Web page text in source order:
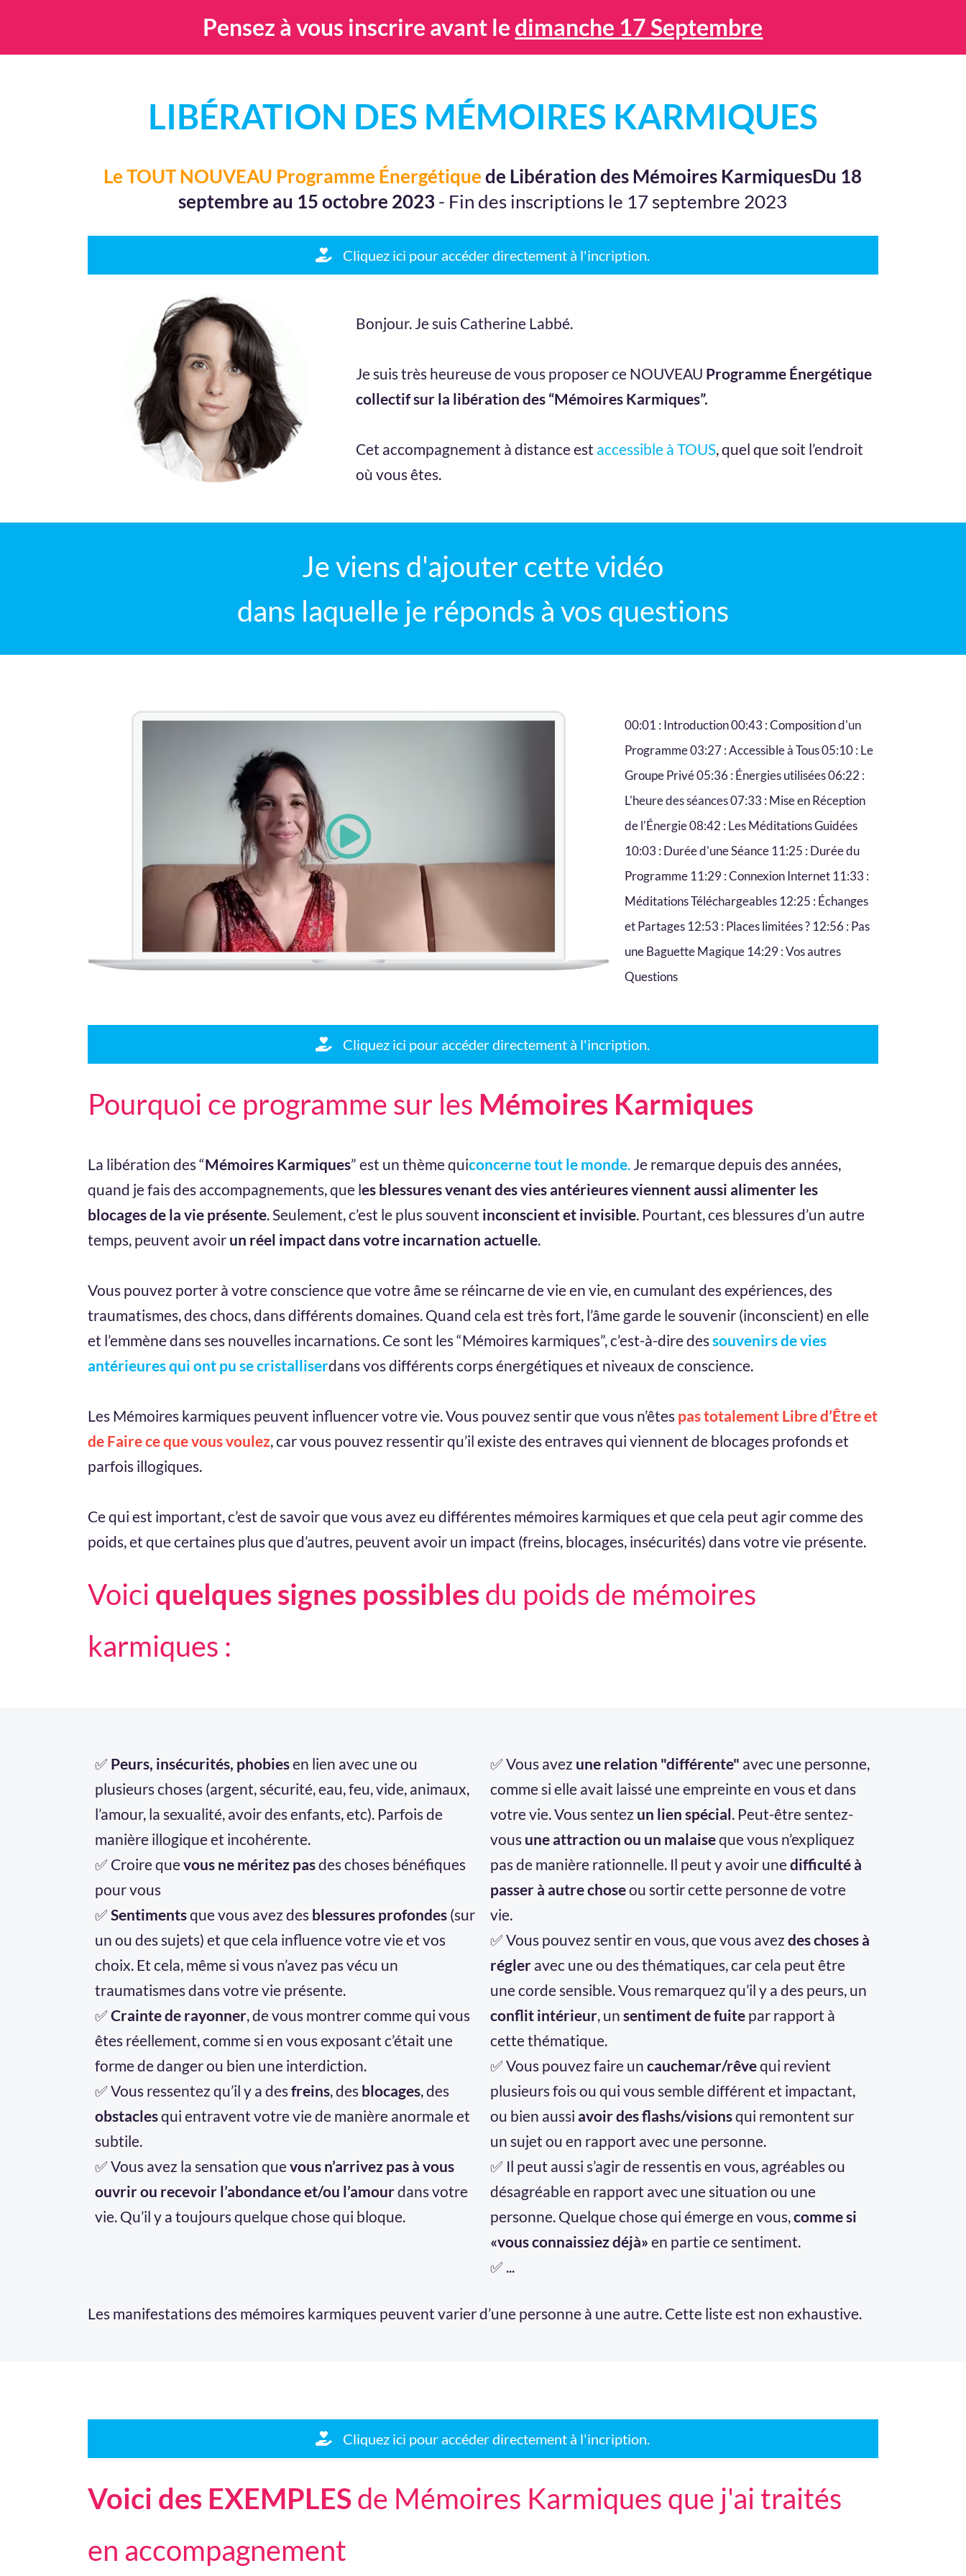
Pensez à vous inscrire avant le dimanche 17 Septembre
LIBÉRATION DES MÉMOIRES KARMIQUES
Le TOUT NOUVEAU Programme Énergétiquede Libération des Mémoires KarmiquesDu 18
septembre au 15 octobre 2023- Fin des inscriptions le 17 septembre 2023
Cliquez ici pour accéder directement à l'incription.
Bonjour. Je suis Catherine Labbé.
Je suis très heureuse de vous proposer ce NOUVEAU Programme Énergétique
collectif sur la libération des “Mémoires Karmiques”.
Cet accompagnement à distance est accessible à TOUS, quel que soit l’endroit
où vous êtes.
Je viens d'ajouter cette vidéo
dans laquelle je réponds à vos questions
00:01 : Introduction 00:43 : Composition d'un
Programme 03:27 : Accessible à Tous 05:10 : Le
Groupe Privé 05:36 : Énergies utilisées 06:22 :
L'heure des séances 07:33 : Mise en Réception
de l'Énergie 08:42 : Les Méditations Guidées
10:03 : Durée d'une Séance 11:25 : Durée du
Programme 11:29 : Connexion Internet 11:33 :
Méditations Téléchargeables 12:25 : Échanges
et Partages 12:53 : Places limitées ? 12:56 : Pas
une Baguette Magique 14:29 : Vos autres
Questions
Cliquez ici pour accéder directement à l'incription.
Pourquoi ce programme sur les Mémoires Karmiques
La libération des “Mémoires Karmiques” est un thème quiconcerne tout le monde. Je remarque depuis des années,
quand je fais des accompagnements, que les blessures venant des vies antérieures viennent aussi alimenter les
blocages de la vie présente. Seulement, c’est le plus souvent inconscient et invisible. Pourtant, ces blessures d’un autre
temps, peuvent avoir un réel impact dans votre incarnation actuelle.
Vous pouvez porter à votre conscience que votre âme se réincarne de vie en vie, en cumulant des expériences, des
traumatismes, des chocs, dans différents domaines. Quand cela est très fort, l’âme garde le souvenir (inconscient) en elle
et l’emmène dans ses nouvelles incarnations. Ce sont les “Mémoires karmiques”, c’est-à-dire dessouvenirs de vies
antérieures qui ont pu se cristalliserdans vos différents corps énergétiques et niveaux de conscience.
Les Mémoires karmiques peuvent influencer votre vie. Vous pouvez sentir que vous n’êtes pas totalement Libre d’Être et
de Faire ce que vous voulez, car vous pouvez ressentir qu’il existe des entraves qui viennent de blocages profonds et
parfois illogiques.
Ce qui est important, c’est de savoir que vous avez eu différentes mémoires karmiques et que cela peut agir comme des
poids, et que certaines plus que d’autres, peuvent avoir un impact (freins, blocages, insécurités) dans votre vie présente.
Voici quelques signes possiblesdu poids de mémoires
karmiques :
✅ Peurs, insécurités, phobiesen lien avec une ou
plusieurs choses (argent, sécurité, eau, feu, vide, animaux,
l’amour, la sexualité, avoir des enfants, etc). Parfois de
manière illogique et incohérente.
✅ Croire quevous ne méritez pasdes choses bénéfiques
pour vous
✅ Sentimentsque vous avez des blessures profondes (sur
un ou des sujets) et que cela influence votre vie et vos
choix. Et cela, même si vous n’avez pas vécu un
traumatismes dans votre vie présente.
✅ Crainte de rayonner, de vous montrer comme qui vous
êtes réellement, comme si en vous exposant c’était une
forme de danger ou bien une interdiction.
✅ Vous ressentez qu’il y a desfreins, des blocages, des
obstaclesqui entravent votre vie de manière anormale et
subtile.
✅ Vous avez la sensation quevous n’arrivez pas à vous
ouvrir ou recevoir l’abondance et/ou l’amourdans votre
vie. Qu’il y a toujours quelque chose qui bloque.
✅ Vous avez une relation "différente" avec une personne,
comme si elle avait laissé une empreinte en vous et dans
votre vie. Vous sentez un lien spécial. Peut-être sentez-
vous une attraction ou un malaiseque vous n’expliquez
pas de manière rationnelle. Il peut y avoir unedifficulté à
passer à autre choseou sortir cette personne de votre
vie.
✅ Vous pouvez sentir en vous, que vous avez des choses à
régleravec une ou des thématiques, car cela peut être
une corde sensible. Vous remarquez qu’il y a des peurs, un
conflit intérieur, un sentiment de fuitepar rapport à
cette thématique.
✅ Vous pouvez faire un cauchemar/rêvequi revient
plusieurs fois ou qui vous semble différent et impactant,
ou bien aussi avoir des flashs/visionsqui remontent sur
un sujet ou en rapport avec une personne.
✅ Il peut aussi s’agir de ressentis en vous, agréables ou
désagréable en rapport avec une situation ou une
personne. Quelque chose qui émerge en vous,comme si
«vous connaissiez déjà» en partie ce sentiment.
✅ ...
Les manifestations des mémoires karmiques peuvent varier d’une personne à une autre. Cette liste est non exhaustive.
Cliquez ici pour accéder directement à l'incription.
Voici des EXEMPLESde Mémoires Karmiques que j'ai traités
en accompagnement